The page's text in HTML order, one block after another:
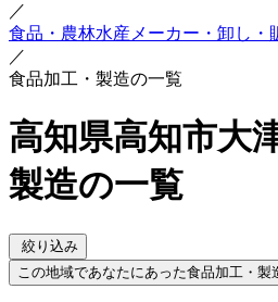
／
食品・農林水産メーカー・卸し・
／
食品加工・製造の一覧
高知県高知市大
製造の一覧
絞り込み
この地域であなたにあった食品加工・製